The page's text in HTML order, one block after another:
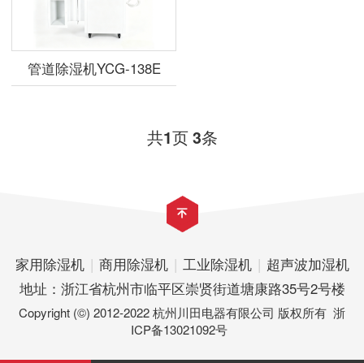
管道除湿机YCG-138E
共1页3条
家用除湿机 | 商用除湿机 | 工业除湿机 | 超声波加湿机
地址：浙江省杭州市临平区崇贤街道塘康路35号2号楼
Copyright (©) 2012-2022 杭州川田电器有限公司 版权所有 浙
ICP备13021092号